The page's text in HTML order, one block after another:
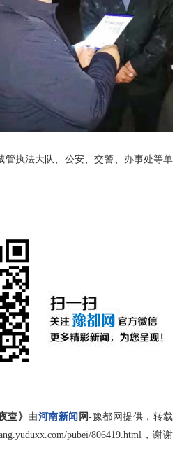
管执法大队、公安、交警、办事处等单
查》 由河南新闻 网-豫都网提供，转载
pubei/806419.html，谢谢